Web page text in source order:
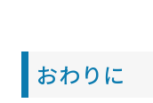
おわりに